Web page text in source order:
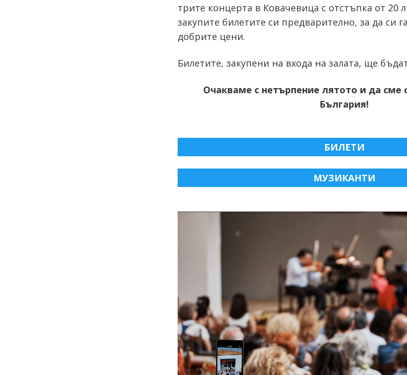
трите концерта в Ковачевица с отстъпка от 20
закупите билетите си предварително, за да си
добрите цени.
Билетите, закупени на входа на залата, ще
Очакваме с нетърпение лятото и да сме
България!
БИЛЕТИ
МУЗИКАНТИ